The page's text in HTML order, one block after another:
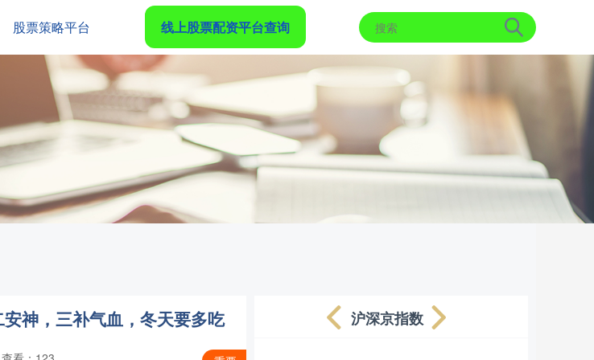
股票策略平台 线上股票配资平台查询
神，三补气血，冬天要多吃 沪深京指数